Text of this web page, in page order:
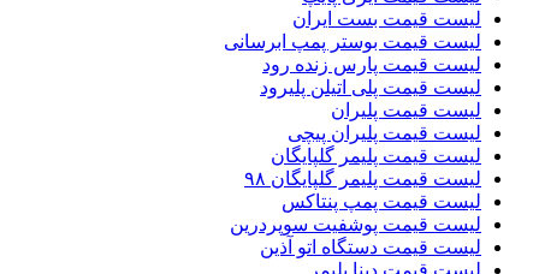
لیست قیمت بست ایران
لیست قیمت بوستر پمپ ابرسانی
لیست قیمت پارس زنده رود
لیست قیمت پلی اتیلن پلیرود
لیست قیمت پلیران
لیست قیمت پلیران پیچی
لیست قیمت پلیمر گلپایگان
لیست قیمت پلیمر گلپایگان ۹۸
لیست قیمت پمپ پنتاکس
لیست قیمت پوشفیت سوپردرین
لیست قیمت دستگاه اتو آذین
لیست قیمت دینا پلیمر